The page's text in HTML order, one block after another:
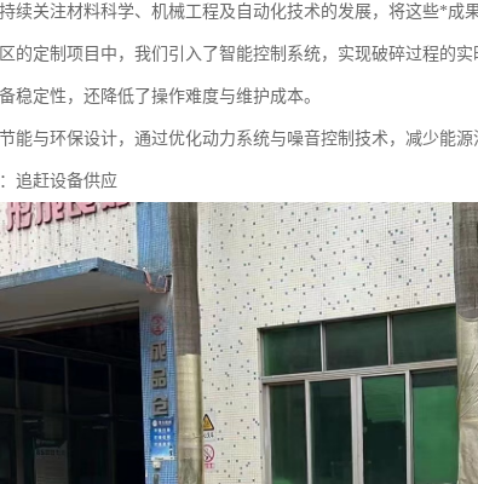
续关注材料科学、机械工程及自动化技术的发展，将这些*成
的定制项目中，我们引入了智能控制系统，实现破碎过程的实
稳定性，还降低了操作难度与维护成本。
能与环保设计，通过优化动力系统与噪音控制技术，减少能源
追赶设备供应